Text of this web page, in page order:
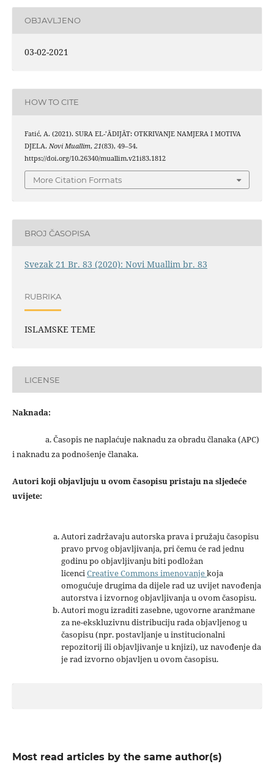
OBJAVLJENO
03-02-2021
HOW TO CITE
Fatić, A. (2021). SURA EL-’ĀDIJĀT: OTKRIVANJE NAMJERA I MOTIVA
DJELA. Novi Muallim, 21(83), 49–54.
https://doi.org/10.26340/muallim.v21i83.1812
More Citation Formats
BROJ ČASOPISA
Svezak 21 Br. 83 (2020): Novi Muallim br. 83
RUBRIKA
ISLAMSKE TEME
LICENSE
Naknada:
a. Časopis ne naplaćuje naknadu za obradu članaka (APC)
i naknadu za podnošenje članaka.
Autori koji objavljuju u ovom časopisu pristaju na sljedeće
uvijete:
Autori zadržavaju autorska prava i pružaju časopisu
pravo prvog objavljivanja, pri čemu će rad jednu
godinu po objavljivanju biti podložan
licenciCreative Commons imenovanjekoja
omogućuje drugima da dijele rad uz uvijet navođenja
autorstva i izvornog objavljivanja u ovom časopisu.
Autori mogu izraditi zasebne, ugovorne aranžmane
za ne-ekskluzivnu distribuciju rada objavljenog u
časopisu (npr. postavljanje u institucionalni
repozitorij ili objavljivanje u knjizi), uz navođenje da
je rad izvorno objavljen u ovom časopisu.
Most read articles by the same author(s)